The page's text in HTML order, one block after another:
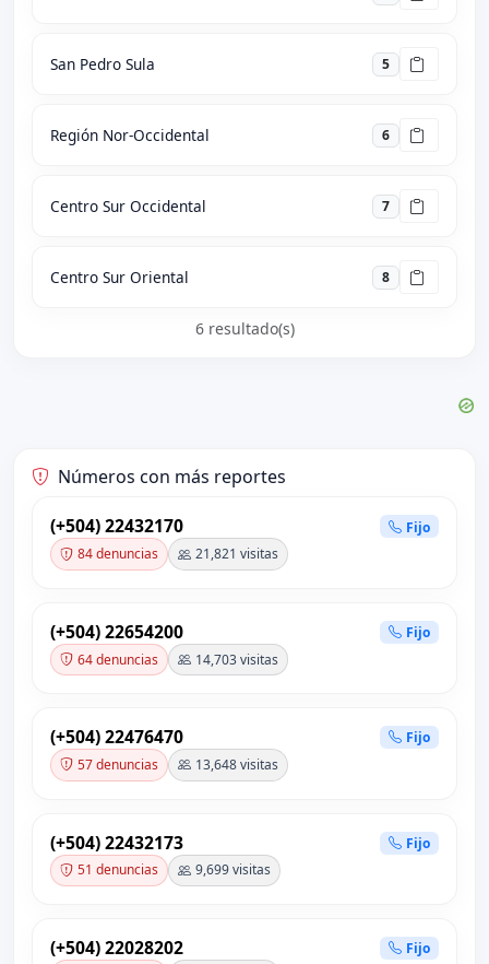
San Pedro Sula 5
Región Nor-Occidental 6
Centro Sur Occidental 7
Centro Sur Oriental 8
6 resultado(s)
Números con más reportes
(+504) 22432170
Fijo
84 denuncias
21,821 visitas
(+504) 22654200
Fijo
64 denuncias
14,703 visitas
(+504) 22476470
Fijo
57 denuncias
13,648 visitas
(+504) 22432173
Fijo
51 denuncias
9,699 visitas
(+504) 22028202
Fijo